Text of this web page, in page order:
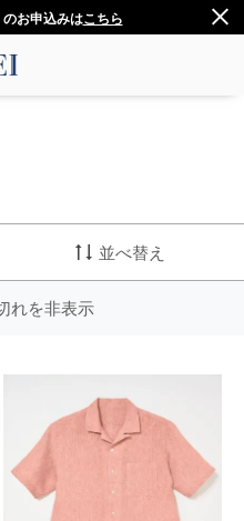
お申込みはこちら
並べ替え
れを非表示